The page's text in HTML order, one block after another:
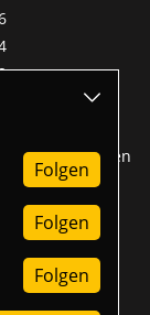
Folgen
Folgen
Folgen